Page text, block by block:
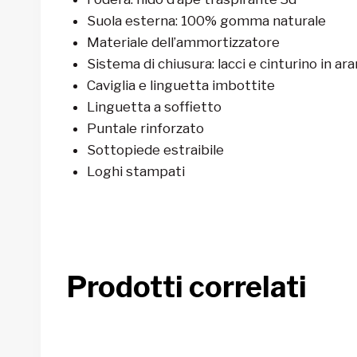
Suola esterna: 100% gomma naturale
Materiale dell’ammortizzatore
Sistema di chiusura: lacci e cinturino in
Caviglia e linguetta imbottite
Linguetta a soffietto
Puntale rinforzato
Sottopiede estraibile
Loghi stampati
Prodotti correlati